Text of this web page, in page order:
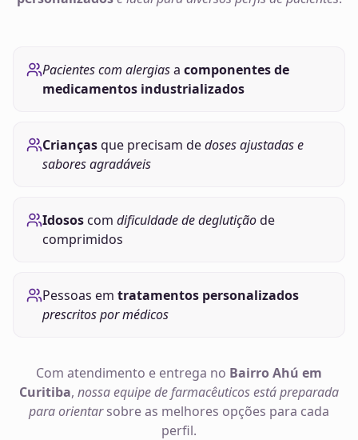
Pacientes com alergiasa componentes de
medicamentos industrializados
Criançasque precisam dedoses ajustadas e
sabores agradáveis
Idososcom dificuldade de deglutiçãode
comprimidos
Pessoas em tratamentos personalizados
prescritos por médicos
Com atendimento e entrega no Bairro Ahú em
Curitiba, nossa equipe de farmacêuticos está preparada
para orientarsobre as melhores opções para cada
perfil.